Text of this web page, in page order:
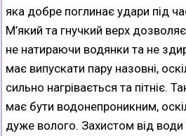
яка добре поглинає удари під
М’який та гнучкий верх
не натираючи водянки та не
має випускати пару назовні,
сильно нагрівається та пітніє.
має бути водонепроникним,
дуже волого. Захистом від